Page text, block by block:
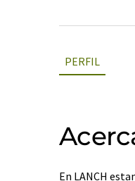
PERFIL
En LANCH